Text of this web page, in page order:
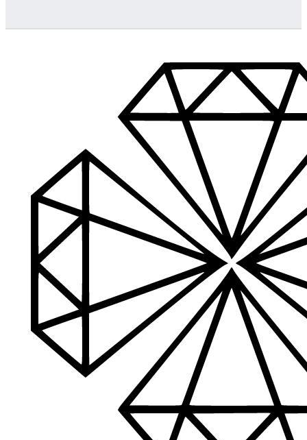
Jeigu turite klausimų ar iškilo problemų su užsakymu, mus
Aukštos kokybės produkcija
Mes siūlome tik aukščiausios kokybės produktus nagams,
Platus prekių katalogas
Turime daugiau nei 3000 produktų visiems Jūsų poreikiams
PDF katalogas
Greitas pristatymas
Visus produktus turime vietoje ir pristatome visoje